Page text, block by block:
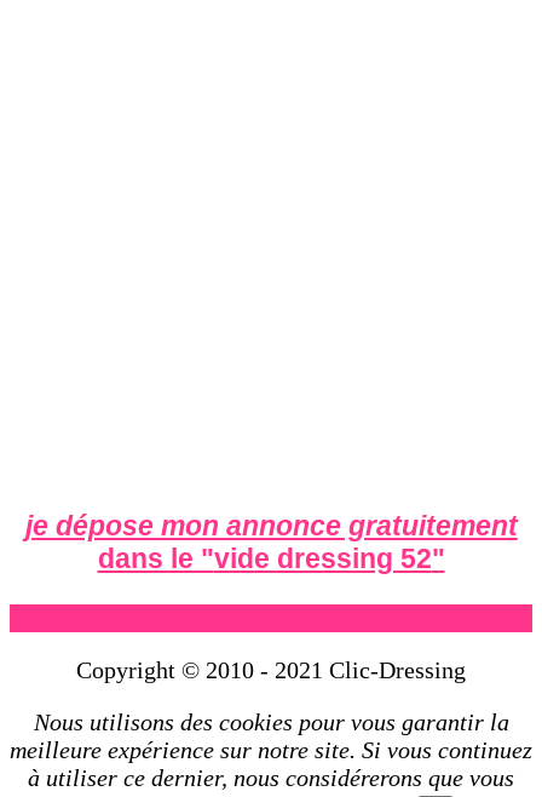
je dépose mon annonce gratuitement
dans le "vide dressing 52"
Copyright © 2010 - 2021 Clic-Dressing
Nous utilisons des cookies pour vous garantir la
meilleure expérience sur notre site. Si vous continuez
à utiliser ce dernier, nous considérerons que vous